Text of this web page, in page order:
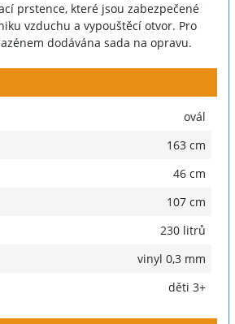
prstence, které jsou zabezpečené
vzduchu a vypouštěcí otvor. Pro
dodávána sada na opravu.
ovál
163 cm
46 cm
107 cm
230 litrů
vinyl 0,3 mm
děti 3+